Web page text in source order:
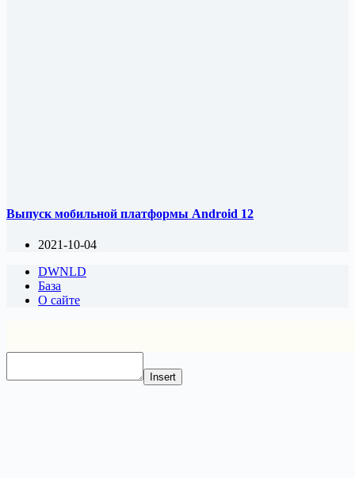
Выпуск мобильной платформы Android 12
2021-10-04
DWNLD
База
О сайте
Insert